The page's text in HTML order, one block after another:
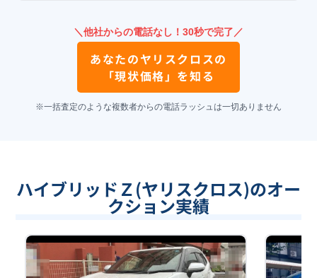
＼他社からの電話なし！30秒で完了／
あなたのヤリスクロスの
「現状価格」を知る
※一括査定のような複数者からの電話ラッシュは一切ありません
ハイブリッドＺ(ヤリスクロス)のオー
クション実績